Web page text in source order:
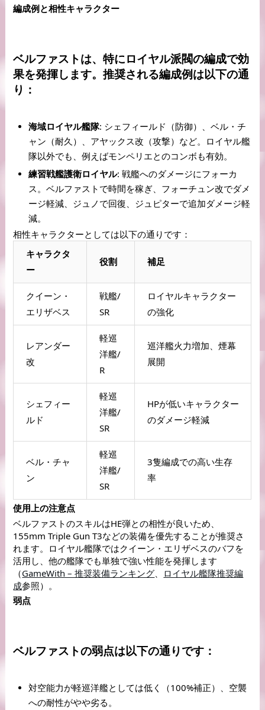
編成例と相性キャラクター
ベルファストは、特にロイヤル派閥の編成で効
果を発揮します。推奨される編成例は以下の通
り：
海域ロイヤル艦隊: シェフィールド（防御）、ベル・チ
ャン（耐久）、アヤックス改（攻撃）など。ロイヤル艦
隊以外でも、例えばモンペリエとのコンボも有効。
練習戦艦護衛ロイヤル: 戦艦へのダメージにフォーカ
ス。ベルファストで時間を稼ぎ、フォーチュン改でダメ
ージ軽減、ジュノで回復、ジュピターで追加ダメージ軽
減。
相性キャラクターとしては以下の通りです：
キャラクタ
ー
役割 補足
クイーン・
エリザベス
戦艦/
SR
ロイヤルキャラクター
の強化
レアンダー
改
軽巡
洋艦/
R
巡洋艦火力増加、煙幕
展開
シェフィー
ルド
軽巡
洋艦/
SR
HPが低いキャラクター
のダメージ軽減
ベル・チャ
ン
軽巡
洋艦/
SR
3隻編成での高い生存
率
使用上の注意点
ベルファストのスキルはHE弾との相性が良いため、
155mm Triple Gun T3などの装備を優先することが推奨さ
れます。ロイヤル艦隊ではクイーン・エリザベスのバフを
活用し、他の艦隊でも単独で強い性能を発揮します
（GameWith – 推奨装備ランキング
ロイヤル艦隊推奨編
成参照）。
弱点
ベルファストの弱点は以下の通りです：
対空能力が軽巡洋艦としては低く（100%補正）、空襲
への耐性がやや劣る。